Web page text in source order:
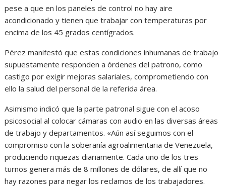
pese a que en los paneles de control no hay aire
acondicionado y tienen que trabajar con temperaturas por
encima de los 45 grados centígrados.
Pérez manifestó que estas condiciones inhumanas de trabajo
supuestamente responden a órdenes del patrono, como
castigo por exigir mejoras salariales, comprometiendo con
ello la salud del personal de la referida área.
Asimismo indicó que la parte patronal sigue con el acoso
psicosocial al colocar cámaras con audio en las diversas áreas
de trabajo y departamentos. «Aún así seguimos con el
compromiso con la soberanía agroalimentaria de Venezuela,
produciendo riquezas diariamente. Cada uno de los tres
turnos genera más de 8 millones de dólares, de allí que no
hay razones para negar los reclamos de los trabajadores.